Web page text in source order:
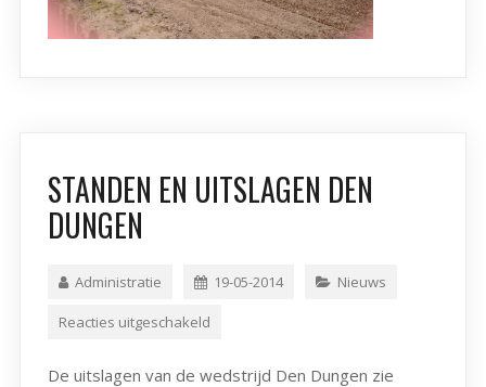
STANDEN EN UITSLAGEN DEN
DUNGEN
Administratie 19-05-2014 Nieuws
Reacties uitgeschakeld
De uitslagen van de wedstrijd Den Dungen zie